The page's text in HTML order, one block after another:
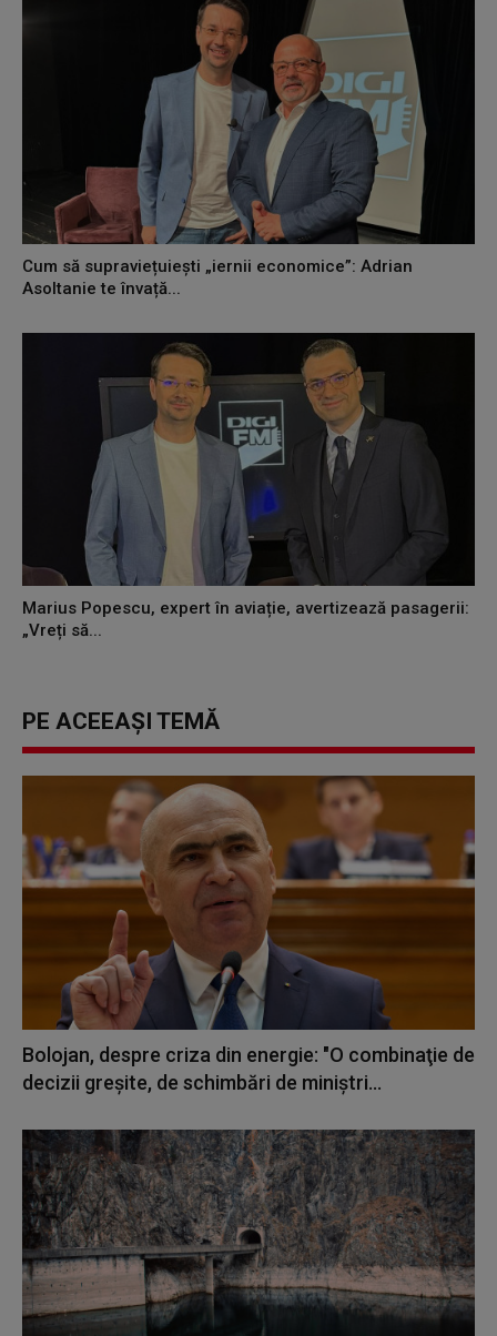
Cum să supraviețuiești „iernii economice”: Adrian
Asoltanie te învață...
Marius Popescu, expert în aviație, avertizează pasagerii:
„Vreți să...
PE ACEEAȘI TEMĂ
Bolojan, despre criza din energie: "O combinaţie de
decizii greşite, de schimbări de miniştri...